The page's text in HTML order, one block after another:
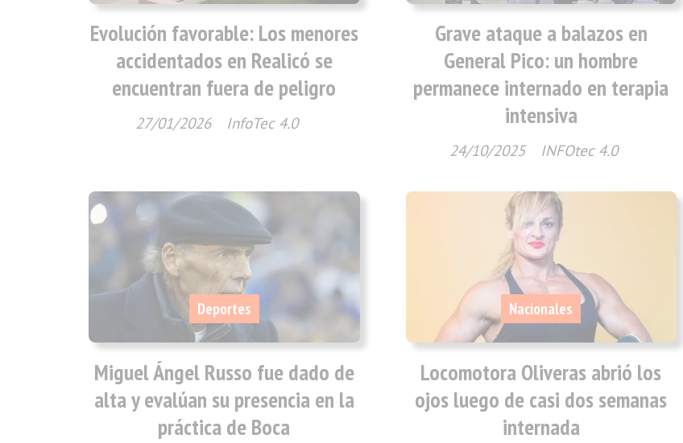
Evolución favorable: Los menores
accidentados en Realicó se
encuentran fuera de peligro
InfoTec 4.0
27/01/2026
Grave ataque a balazos en
General Pico: un hombre
permanece internado en terapia
intensiva
INFOtec 4.0
24/10/2025
Miguel Ángel Russo fue dado de
alta y evalúan su presencia en la
práctica de Boca
Deportes
Locomotora Oliveras abrió los
ojos luego de casi dos semanas
internada
Nacionales